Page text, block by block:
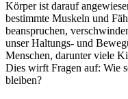
Körper ist darauf
bestimmte Muskeln und
beanspruchen,
unser Haltungs- und
Menschen, darunter viele
Dies wirft Fragen auf: Wie
bleiben?